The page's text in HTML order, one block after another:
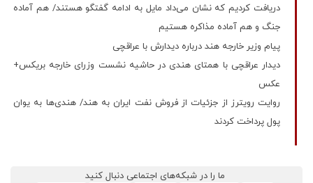
دریافت کردیم که نشان می‌داد مایل به ادامه گفتگو هستند/ هم آماده
جنگ و هم آماده مذاکره هستیم
پیام وزیر خارجه هند درباره دیدارش با عراقچی
دیدار عراقچی با همتای هندی در حاشیه نشست وزرای خارجه بریکس+
عکس
روایت رویترز از جزئیات از فروش نفت ایران به هند/ هندی‌ها به یوان
پول پرداخت کردند
ما را در شبکه‌های اجتماعی دنبال کنید